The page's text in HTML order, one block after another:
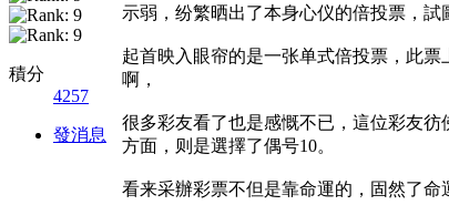
積分
4257
發消息
示弱，纷繁晒出了本身心仪的倍投票，
起首映入眼帘的是一张单式倍投票，此
啊，
很多彩友看了也是感慨不已，這位彩友
方面，则是選擇了偶号10。
看来采辦彩票不但是靠命運的，固然了